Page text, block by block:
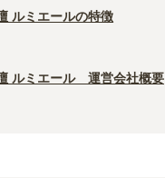
ルミエールの特徴
ルミエール 運営会社概要